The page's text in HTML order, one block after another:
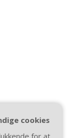
cookies
for at